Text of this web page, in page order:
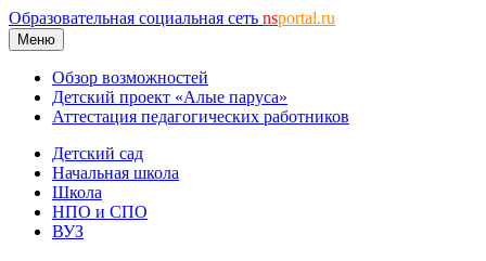
Образовательная социальная сеть nsportal.ru
Меню
Обзор возможностей
Детский проект «Алые паруса»
Аттестация педагогических работников
Детский сад
Начальная школа
Школа
НПО и СПО
ВУЗ